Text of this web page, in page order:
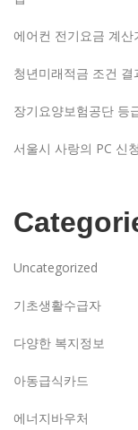
에어컨 전기요금 계산
청년미래적금 조건
장기요양보험공단 등
서울시 사랑의 PC 신
Uncategorized
기초생활수급자
다양한 복지정보
아동급식카드
에너지바우처